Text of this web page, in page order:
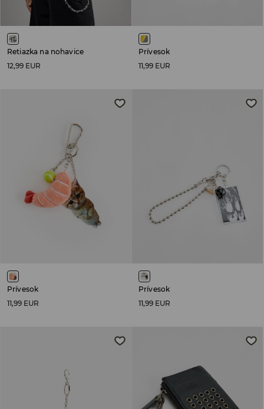
Retiazka na nohavice
12,99 EUR
Prívesok
11,99 EUR
Prívesok
11,99 EUR
Prívesok
11,99 EUR